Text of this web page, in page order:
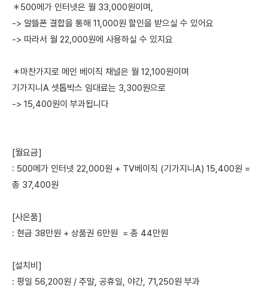
＊500메가 인터넷은 월 33,000원이며,
-> 알뜰폰 결합을 통해 11,000원 할인을 받으실 수 있어요
-> 따라서 월 22,000원에 사용하실 수 있지요
＊마찬가지로 메인 베이직 채널은 월 12,100원이며
기가지니A 셋톱박스 임대료는 3,300원으로
-> 15,400원이 부과됩니다
[월요금]
: 500메가 인터넷 22,000원 + TV베이직 (기가지니A) 15,400원 =
총 37,400원
[사은품]
: 현금 38만원 + 상품권 6만원 = 총 44만원
[설치비]
: 평일 56,200원 / 주말, 공휴일, 야간, 71,250원 부과